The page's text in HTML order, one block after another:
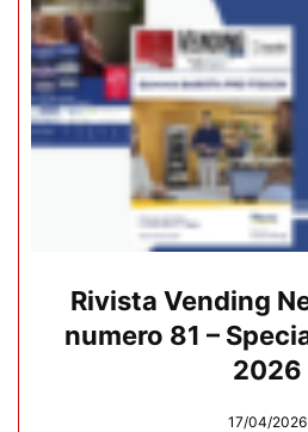
Rivista Vending
numero 81 –
2026
17/04/2026